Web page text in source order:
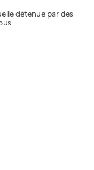
détenue par des